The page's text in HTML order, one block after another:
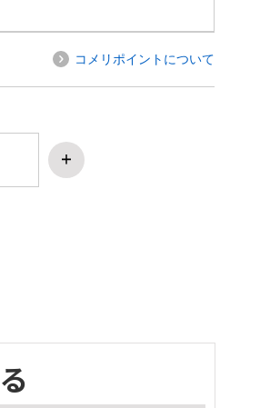
コメリポイントについて